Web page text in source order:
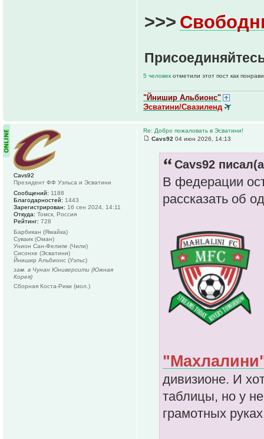
>>>
5 человек отметили этот пост как
"Йнишир Альбионс"
Эсватини/Свазиленд
Re: Добро пожаловать в Эсватини!
Cavs92 04 июн 2026, 14:13
Cavs92
В федерации
рассказать об
дивизионе. И
таблицы, но у
грамотных
Cavs92
Президент ФФ Уэльса и Эсватини
Сообщений: 1188
Благодарностей: 1443
Зарегистрирован: 16 сен 2024, 14:11
Откуда: Томск, Россия
Рейтинг: 728
Барбикан (Ямайка)
Суваик (Оман)
Унион Сан-Фелипе (Чили)
Сисонхе (Эсватини)
Йнишир Альбионс (Уэльс)
зам. в Чунан Юниверсити (Южная
Корея)
Сборная Коста-Рики (мол.)